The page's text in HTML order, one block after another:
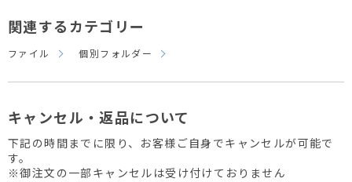
関連するカテゴリー
ファイル 個別フォルダー
キャンセル・返品について
下記の時間までに限り、お客様ご自身でキャンセルが可能で
す。
※御注文の一部キャンセルは受け付けておりません